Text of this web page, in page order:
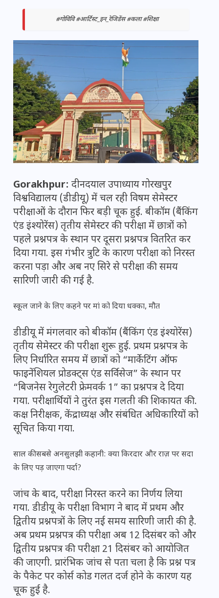
#गोविवि #आर्टिस्ट_इन_रेजिडेंस #कला #शिक्षा
Gorakhpur: दीनदयाल उपाध्याय गोरखपुर
विश्वविद्यालय (डीडीयू) में चल रही विषम सेमेस्टर
परीक्षाओं के दौरान फिर बड़ी चूक हुई. बीकॉम (बैंकिंग
एंड इंश्योरेंस) तृतीय सेमेस्टर की परीक्षा में छात्रों को
पहले प्रश्नपत्र के स्थान पर दूसरा प्रश्नपत्र वितरित कर
दिया गया. इस गंभीर त्रुटि के कारण परीक्षा को निरस्त
करना पड़ा और अब नए सिरे से परीक्षा की समय
सारिणी जारी की गई है.
स्कूल जाने के लिए कहने पर मां को दिया धक्का, मौत
डीडीयू में मंगलवार को बीकॉम (बैंकिंग एंड इंश्योरेंस)
तृतीय सेमेस्टर की परीक्षा शुरू हुई. प्रथम प्रश्नपत्र के
लिए निर्धारित समय में छात्रों को “मार्केटिंग ऑफ
फाइनेंशियल प्रोडक्ट्स एंड सर्विसेज” के स्थान पर
“बिजनेस रेगुलेटरी फ्रेमवर्क 1” का प्रश्नपत्र दे दिया
गया. परीक्षार्थियों ने तुरंत इस गलती की शिकायत की.
कक्ष निरीक्षक, केंद्राध्यक्ष और संबंधित अधिकारियों को
सूचित किया गया.
साल की सबसे अनसुलझी कहानी: क्या किरदार और राज़ पर सदा
के लिए पड़ जाएगा पर्दा?
जांच के बाद, परीक्षा निरस्त करने का निर्णय लिया
गया. डीडीयू के परीक्षा विभाग ने बाद में प्रथम और
द्वितीय प्रश्नपत्रों के लिए नई समय सारिणी जारी की है.
अब प्रथम प्रश्नपत्र की परीक्षा अब 12 दिसंबर को और
द्वितीय प्रश्नपत्र की परीक्षा 21 दिसंबर को आयोजित
की जाएगी. प्रारंभिक जांच से पता चला है कि प्रश्न पत्र
के पैकेट पर कोर्स कोड गलत दर्ज होने के कारण यह
चूक हुई है.